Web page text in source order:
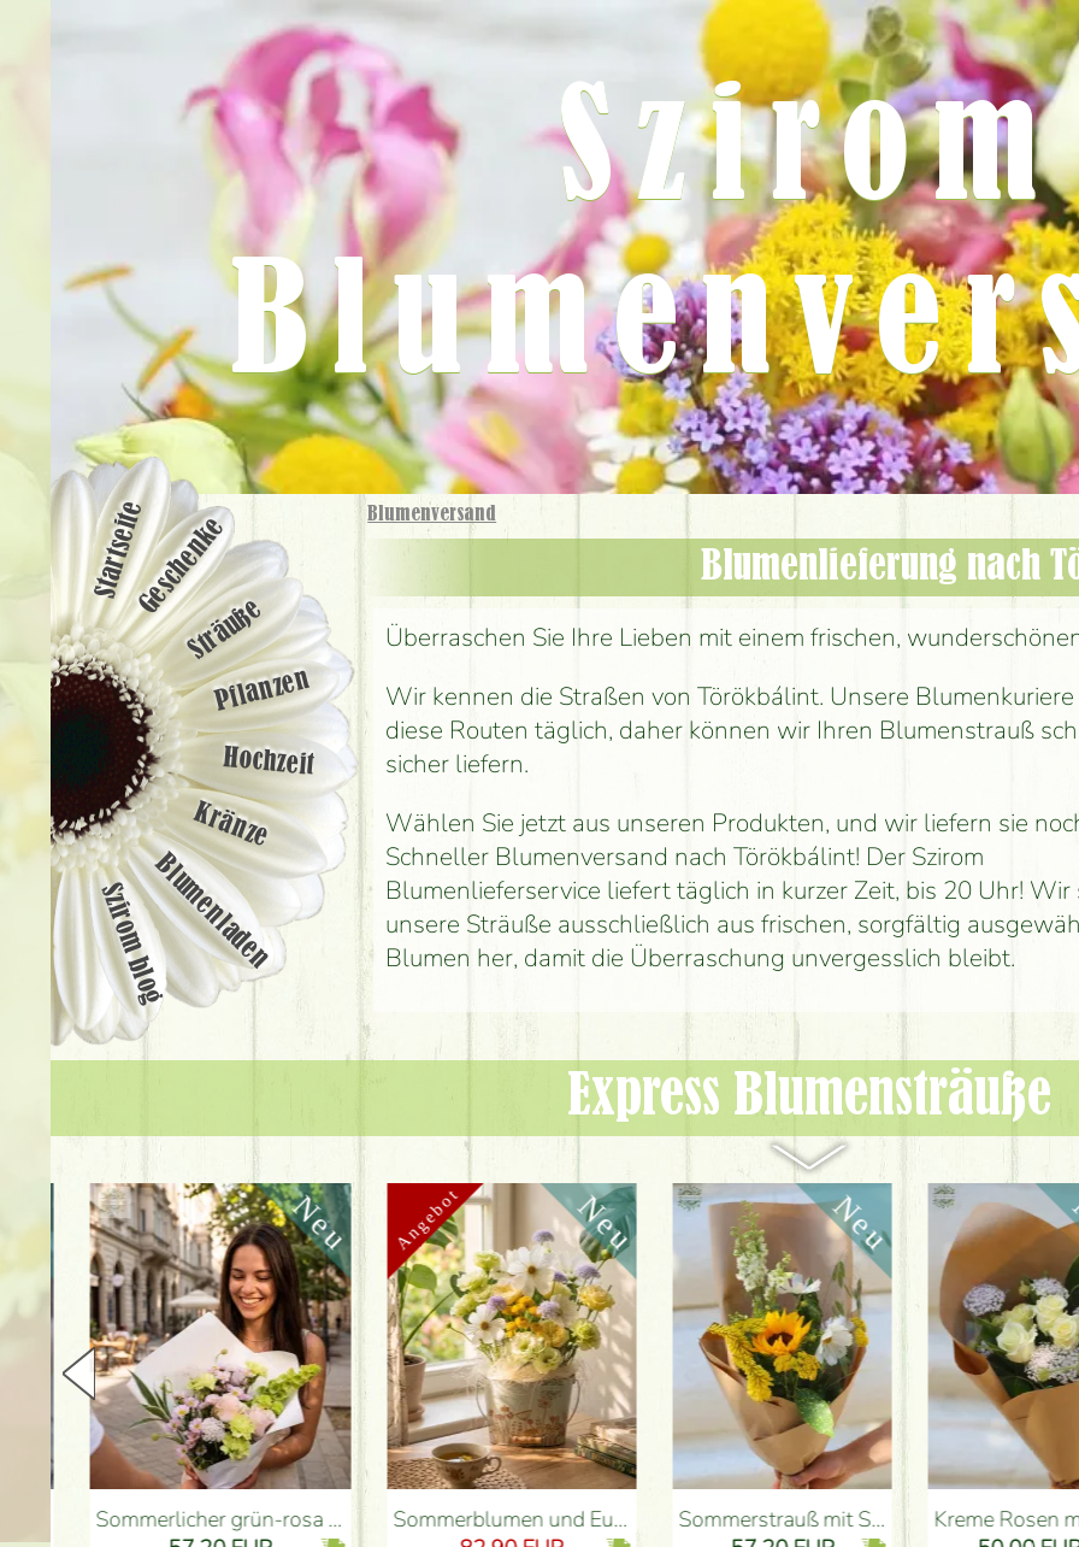
Blumenversand
Blumenlieferung nach
Überraschen Sie Ihre Lieben mit einem frischen,
Wir kennen die Straßen von Törökbálint. Unsere
diese Routen täglich, daher können wir Ihren Blumenstrauß
sicher liefern.
Wählen Sie jetzt aus unseren Produkten, und wir liefern sie
Schneller Blumenversand nach Törökbálint! Der Szirom
Blumenlieferservice liefert täglich in kurzer Zeit, bis 20 Uhr!
unsere Sträuße ausschließlich aus frischen, sorgfältig
Blumen her, damit die Überraschung unvergesslich bleibt.
Express Blumen­sträuße
Sommerlicher grün-rosa Strauß mit Nelken, Santini, Rosen und kleinen Blüten (12 Stiele) - Blumenlieferung Budapest
Sommerblumen und Eustoma in einer Zinnschale - Blumenlieferung Budapest
Sommerstrauß mit Sonnenblume und Wiesenblumen - Blumenlieferung Budapest
Kreme Rosen mit Didiscus (10 Stiele) - Blumenlieferung Budapest
Szirom
StartseiteGeschenke
Sträuße
Pflanzen
Hochzeit
Kränze
Blumenladen
Szirom blog